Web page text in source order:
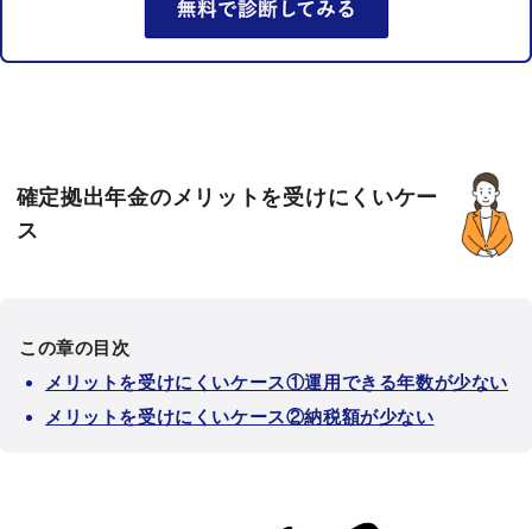
確定拠出年金のメリットを受けにくいケー
ス
この章の目次
メリットを受けにくいケース①運用できる年数が少ない
メリットを受けにくいケース②納税額が少ない